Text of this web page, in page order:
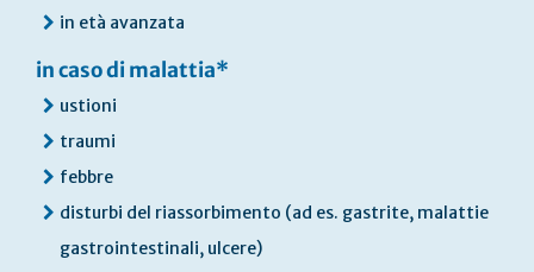
in età avanzata
in caso di malattia*
ustioni
traumi
febbre
disturbi del riassorbimento (ad es. gastrite, malattie
gastrointestinali, ulcere)